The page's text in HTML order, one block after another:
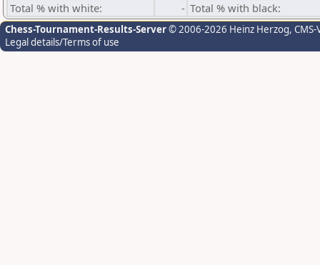
Total % with white:
- Total % with black:
Chess-Tournament-Results-Server© 2006-2026 Heinz Herzog,
Legal details/Terms of use